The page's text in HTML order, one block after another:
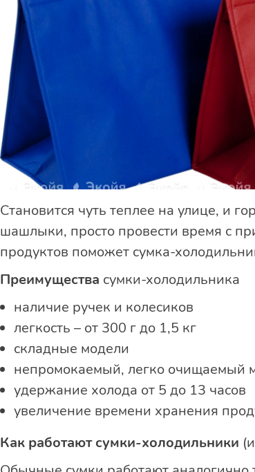
Становится чуть теплее на улице, и
шашлыки, просто провести время с
продуктов поможет сумка-
Преимущества сумки-холодильника
наличие ручек и колесиков
легкость – от 300 г до 1,5 кг
складные модели
непромокаемый, легко очищаемый
удержание холода от 5 до 13 часов
увеличение времени хранения
Как работают сумки-холодильники